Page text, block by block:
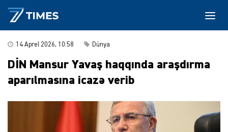
14 Aprel 2026, 10:58 Dünya
DİN Mansur Yavaş haqqında araşdırma
aparılmasına icazə verib